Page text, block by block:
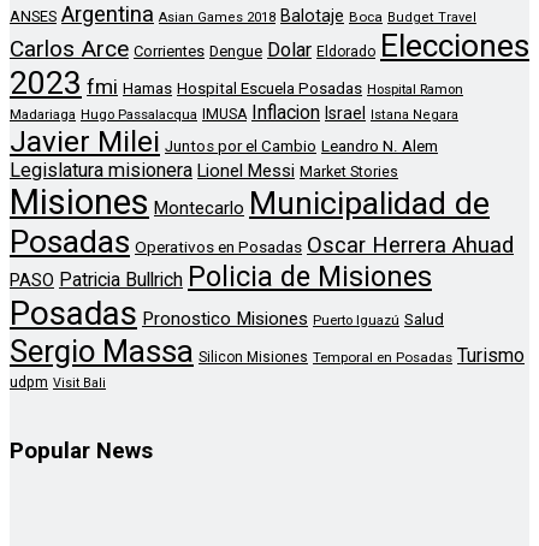
ANSES Argentina Asian Games 2018 Balotaje Boca Budget Travel
Carlos Arce Corrientes Dengue Dolar Eldorado Elecciones
2023 fmi Hamas Hospital Escuela Posadas Hospital Ramon
Madariaga Hugo Passalacqua IMUSA Inflacion Israel Istana Negara
Javier Milei Juntos por el Cambio Leandro N. Alem
Legislatura misionera Lionel Messi Market Stories
Misiones Montecarlo Municipalidad de
Posadas Operativos en Posadas Oscar Herrera Ahuad
PASO Patricia Bullrich Policia de Misiones
Posadas Pronostico Misiones Puerto Iguazú Salud
Sergio Massa Silicon Misiones Temporal en Posadas Turismo
udpm Visit Bali
Popular News